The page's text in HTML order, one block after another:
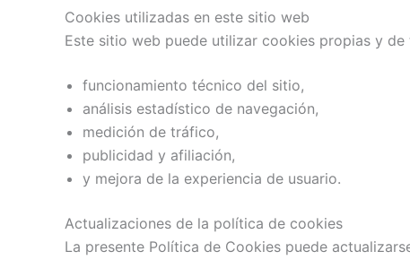
Cookies utilizadas en este sitio web
Este sitio web puede utilizar cookies propias y
funcionamiento técnico del sitio,
análisis estadístico de navegación,
medición de tráfico,
publicidad y afiliación,
y mejora de la experiencia de usuario.
Actualizaciones de la política de cookies
La presente Política de Cookies puede